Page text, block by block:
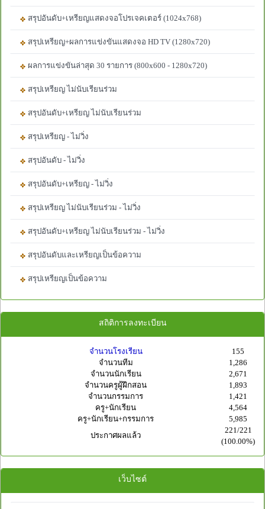
สรุปอันดับ+เหรียญแสดงจอโปรเจคเตอร์ (1024x768)
สรุปเหรียญ+ผลการแข่งขันแสดงจอ HD TV (1280x720)
ผลการแข่งขันล่าสุด 30 รายการ (800x600 - 1280x720)
สรุปเหรียญ ไม่นับเรียนร่วม
สรุปอันดับ+เหรียญ ไม่นับเรียนร่วม
สรุปเหรียญ - ไม่วิ่ง
สรุปอันดับ - ไม่วิ่ง
สรุปอันดับ+เหรียญ - ไม่วิ่ง
สรุปเหรียญ ไม่นับเรียนร่วม - ไม่วิ่ง
สรุปอันดับ+เหรียญ ไม่นับเรียนร่วม - ไม่วิ่ง
สรุปอันดับและเหรียญเป็นข้อความ
สรุปเหรียญเป็นข้อความ
สถิติการลงทะเบียน
จำนวนโรงเรียน
155
จำนวนทีม
1,286
จำนวนนักเรียน
2,671
จำนวนครูผู้ฝึกสอน
1,893
จำนวนกรรมการ
1,421
ครู+นักเรียน
4,564
ครู+นักเรียน+กรรมการ
5,985
ประกาศผลแล้ว
221/221
(100.00%)
เว็บไซต์